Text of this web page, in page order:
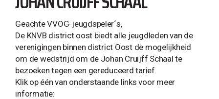
Geachte VVOG-jeugdspeler´s,
De KNVB district oost biedt alle jeugdleden van de
verenigingen binnen district Oost de mogelijkheid
om de wedstrijd om de Johan Cruijff Schaal te
bezoeken tegen een gereduceerd tarief.
Klik op één van onderstaande links voor meer
informatie: